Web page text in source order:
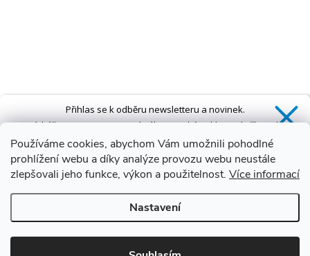
Používáme cookies, abychom Vám umožnili pohodlné
prohlížení webu a díky analýze provozu webu neustále
zlepšovali jeho funkce, výkon a použitelnost. Více informací
Nastavení
Přihlas se k odběru newsletteru a novinek.
ZískášSLEVU 5 %na první nákup a také exkluzivní přístup k
novinkám, slevám a dalším speciálním nabídkám.*
Ano, chci se přihlásit
Zásady zpracování osobních údajů
*Sleva neplatí na vany s dvířky AVO a VOVO